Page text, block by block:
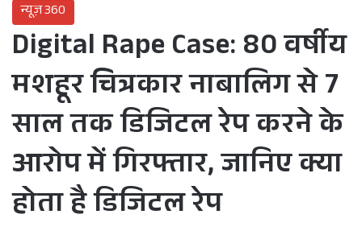
न्यूज़ 360
Digital Rape Case: 80 वर्षीय
मशहूर चित्रकार नाबालिग से 7
साल तक डिजिटल रेप करने के
आरोप में गिरफ्तार, जानिए क्या
होता है डिजिटल रेप